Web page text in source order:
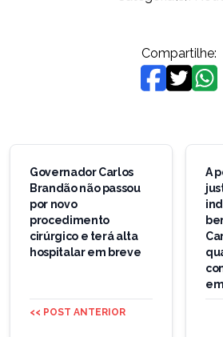
Compartilhe:
Navegação
Post
Governador Carlos
Brandão não passou
por novo
procedimento
cirúrgico e terá alta
hospitalar em breve
<< POST ANTERIOR
A